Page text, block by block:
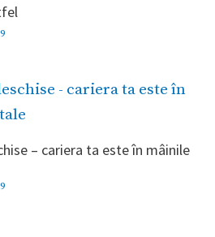
– cariera ta este în mâinile